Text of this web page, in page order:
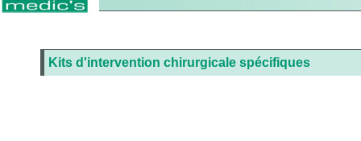
Kits d'intervention chirurgicale spécifiques